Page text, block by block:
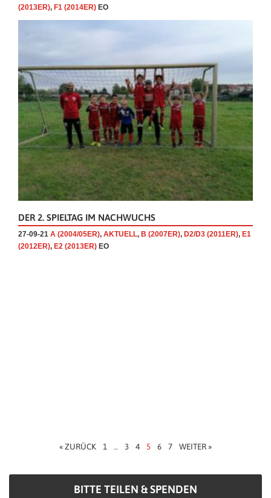
(2013ER), F1 (2014ER) EO
DER 2. SPIELTAG IM NACHWUCHS
27-09-21 A (2004/05ER), AKTUELL, B (2007ER), D2/D3 (2011ER), E1
(2012ER), E2 (2013ER) EO
« ZURÜCK 1 … 3 4 5 6 7 WEITER »
BITTE TEILEN & SPENDEN